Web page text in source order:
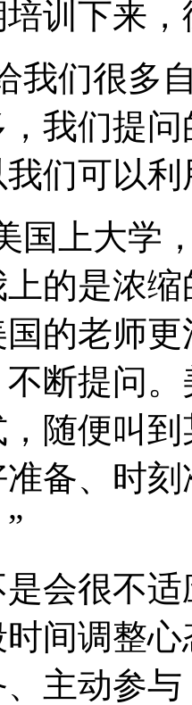
训下来
我们很多
我们提
们可以
国上大学
的是浓
的老师
断提问
随便叫
备、时
会很不
间调整
主动参